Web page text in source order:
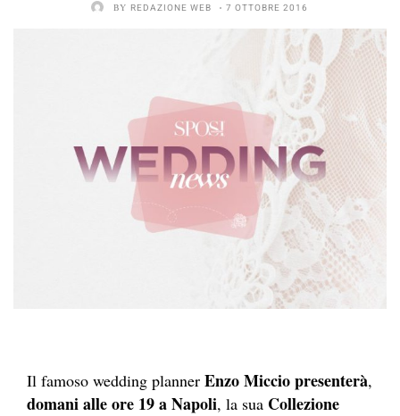
BY REDAZIONE WEB 7 OTTOBRE 2016
Il famoso wedding planner Enzo Micciopresenterà,
domani alle ore 19 a Napoli, la sua Collezione